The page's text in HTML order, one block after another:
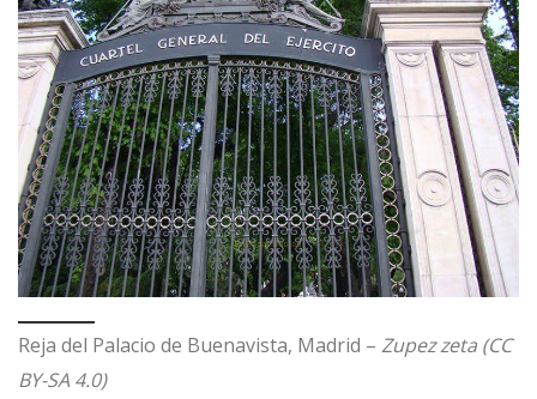
Reja del Palacio de Buenavista, Madrid – Zupez zeta (CC
BY-SA 4.0)